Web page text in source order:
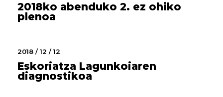
2018ko abenduko 2. ez ohiko
plenoa
2018 / 12 / 12
Eskoriatza Lagunkoiaren
diagnostikoa